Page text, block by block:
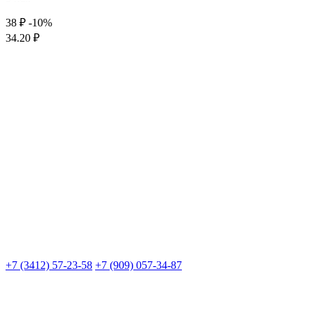
38 ₽ -10%
34.20 ₽
+7 (3412) 57-23-58 +7 (909) 057-34-87